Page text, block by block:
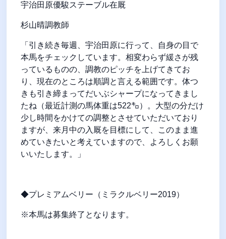
宇治田原優駿ステーブル在厩
杉山晴調教師
「引き続き毎週、宇治田原に行って、自身の目で
本馬をチェックしています。相変わらず緩さが残
っているものの、調教のピッチを上げてきてお
り、現在のところは順調と言える範囲です。体つ
きも引き締まってだいぶシャープになってきまし
たね（最近計測の馬体重は522㌔）。大型の分だけ
少し時間をかけての調整とさせていただいており
ますが、来月中の入厩を目標にして、このまま進
めていきたいと考えていますので、よろしくお願
いいたします。」
◆プレミアムベリー（ミラクルベリー2019）
※本馬は募集終了となります。